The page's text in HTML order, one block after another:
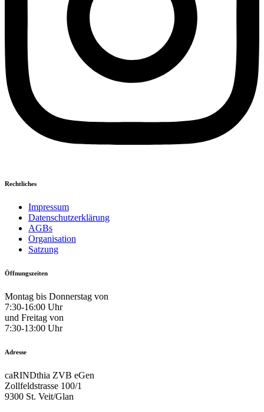
Rechtliches
Impressum
Datenschutzerklärung
AGBs
Organisation
Satzung
Öffnungszeiten
Montag bis Donnerstag von
7:30-16:00 Uhr
und Freitag von
7:30-13:00 Uhr
Adresse
caRINDthia ZVB eGen
Zollfeldstrasse 100/1
9300 St. Veit/Glan